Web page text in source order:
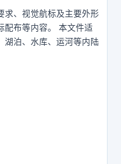
求、视觉航标及主要外形
配布等内容。 本文件适
湖泊、水库、运河等内陆